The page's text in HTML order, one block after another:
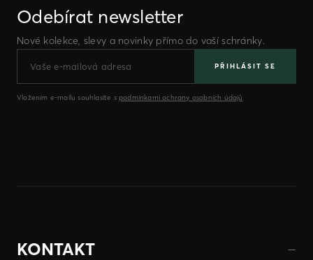
Odebírat newsletter
Nové kolekce, slevy a novinky přímo do vaší schránky.
PŘIHLÁSIT SE
Vložením e-mailu souhlasíte s podmínkami ochrany osobních údajů
KONTAKT